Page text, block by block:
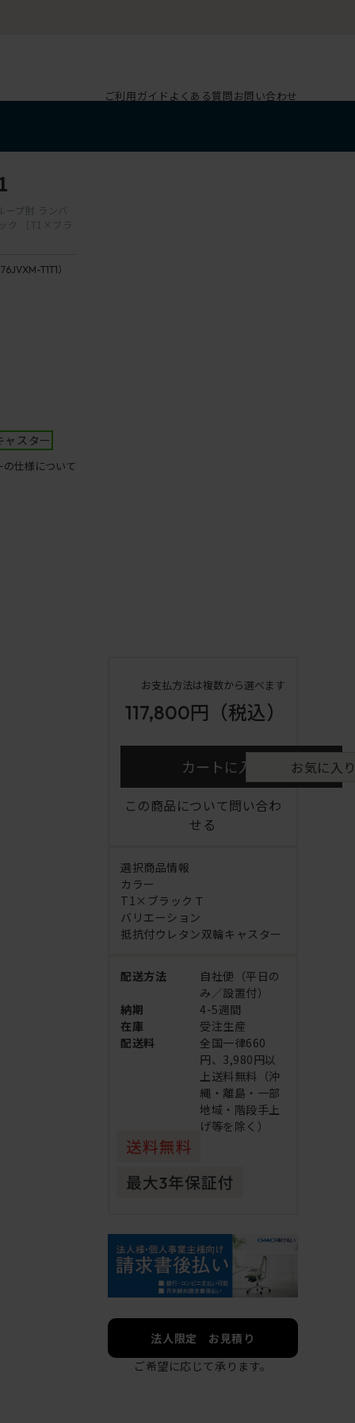
ご利用ガイド よくある質問お問い合わせ
ープ肘 ランバ
ク ［T1×ブラ
T1T1）
ャスター
の仕様について
お支払方法は複数から選べます
117,800円 （税込）
カートに入れる お気に入
この商品について問い合わ
せる
選択商品情報
カラー
T1×ブラックＴ
バリエーション
抵抗付ウレタン双輪キャスター
配送方法
自社便（平日の
み／設置付）
納期
4-5週間
在庫
受注生産
配送料
全国一律660
円、3,980円以
上送料無料（沖
縄・離島・一部
地域・階段手上
げ等を除く）
法人限定 お見積り
ご希望に応じて承ります。